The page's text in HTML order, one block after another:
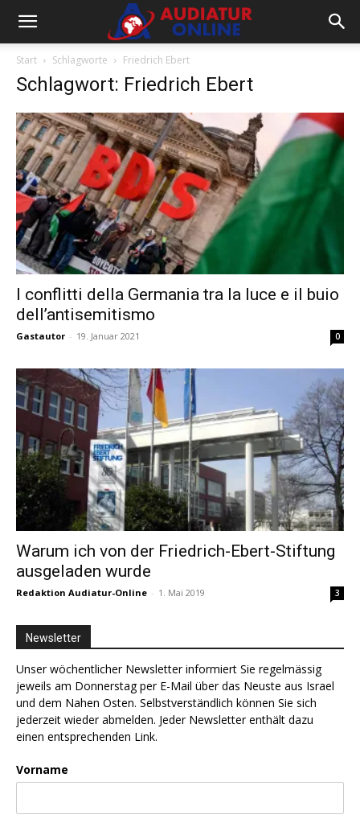
Start Schlagworte Friedrich Ebert
Schlagwort: Friedrich Ebert
I conflitti della Germania tra la luce e il buio
dell’antisemitismo
Gastautor - 19. Januar 2021 0
Warum ich von der Friedrich-Ebert-Stiftung
ausgeladen wurde
Redaktion Audiatur-Online - 1. Mai 2019 3
Newsletter
Unser wöchentlicher Newsletter informiert Sie regelmässig
jeweils am Donnerstag per E-Mail über das Neuste aus Israel
und dem Nahen Osten. Selbstverständlich können Sie sich
jederzeit wieder abmelden. Jeder Newsletter enthält dazu
einen entsprechenden Link.
Vorname